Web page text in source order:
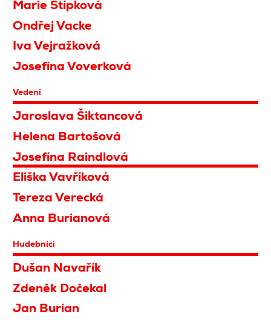
Marie Štípková
Ondřej Vacke
Iva Vejražková
Josefína Voverková
Vedení
Jaroslava Šiktancová
Helena Bartošová
Josefína Raindlová
Eliška Vavříková
Tereza Verecká
Anna Burianová
Hudebníci
Dušan Navařík
Zdeněk Dočekal
Jan Burian